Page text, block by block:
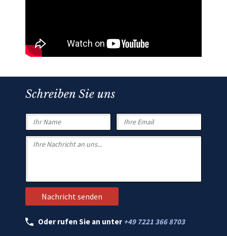
Schreiben Sie uns
Oder rufen Sie an unter +49 7221 366 8703